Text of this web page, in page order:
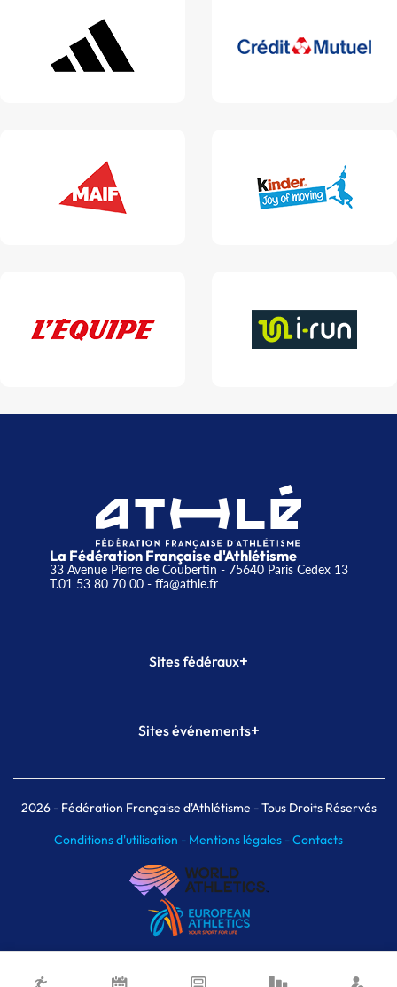
La Fédération Française d'Athlétisme
33 Avenue Pierre de Coubertin - 75640 Paris Cedex 13
T.01 53 80 70 00- ffa@athle.fr
Sites fédéraux+
Plateforme Formation
Sites événements+
Meeting de Paris indoor
MAIF Ekiden de Paris
2026- Fédération Française d'Athlétisme - Tous Droits Réservés
Conditions d'utilisation - Mentions légales -Contacts